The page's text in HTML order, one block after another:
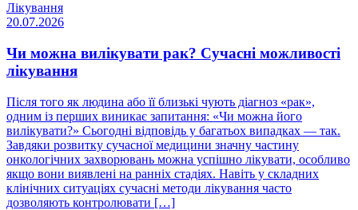
Лікування
20.07.2026
Чи можна вилікувати рак? Сучасні можливості
лікування
Після того як людина або її близькі чують діагноз «рак»,
одним із перших виникає запитання: «Чи можна його
вилікувати?» Сьогодні відповідь у багатьох випадках — так.
Завдяки розвитку сучасної медицини значну частину
онкологічних захворювань можна успішно лікувати, особливо
якщо вони виявлені на ранніх стадіях. Навіть у складних
клінічних ситуаціях сучасні методи лікування часто
дозволяють контролювати […]